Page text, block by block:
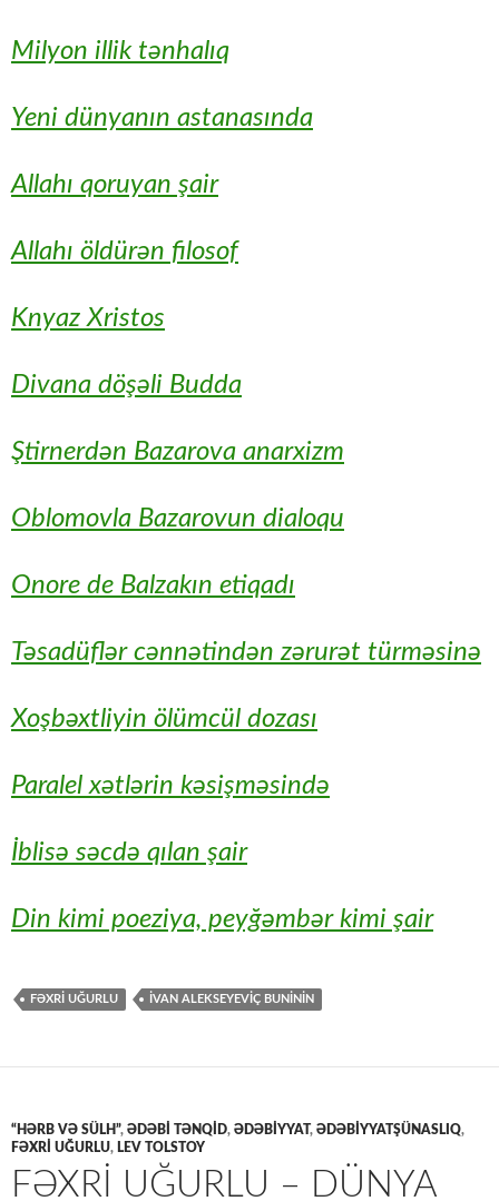
Milyon illik tənhalıq
Yeni dünyanın astanasında
Allahı qoruyan şair
Allahı öldürən filosof
Knyaz Xristos
Divana döşəli Budda
Ştirnerdən Bazarova anarxizm
Oblomovla Bazarovun dialoqu
Onore de Balzakın etiqadı
Təsadüflər cənnətindən zərurət türməsinə
Xoşbəxtliyin ölümcül dozası
Paralel xətlərin kəsişməsində
İblisə səcdə qılan şair
Din kimi poeziya, peyğəmbər kimi şair
FƏXRI UĞURLU İVAN ALEKSEYEVIÇ BUNININ
“HƏRB VƏ SÜLH”, ƏDƏBİ TƏNQİD, ƏDƏBİYYAT , ƏDƏBIYYATŞÜNASLIQ,
FƏXRI UĞURLU, LEV TOLSTOY
FƏXRI UĞURLU – DÜNYA